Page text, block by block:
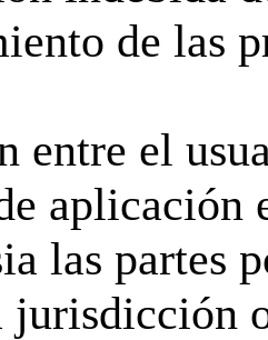
de las
entre el
aplicación
las partes
jurisdicción